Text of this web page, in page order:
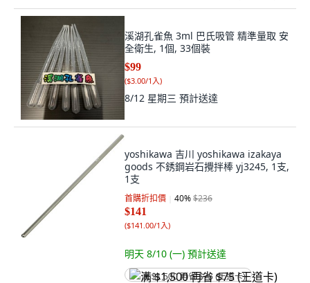
溪湖孔雀魚 3ml 巴氏吸管 精準量取 安
全衛生, 1個, 33個裝
$99
($3.00/1入)
8/12 星期三 預計送達
yoshikawa 吉川 yoshikawa izakaya
goods 不銹鋼岩石攪拌棒 yj3245, 1支,
1支
首購折扣價 40%$236
$141
($141.00/1入)
明天 8/10 (一) 預計送達
满 $1,500 再省 $75 (王道卡)